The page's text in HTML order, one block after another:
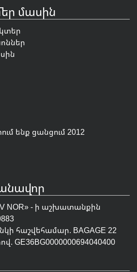
մասին
ենք ցանցում 2012
NOR» - ի աշխատանքին
հաշվեհամար. BAGAGE 22
GE36BG0000000694040400